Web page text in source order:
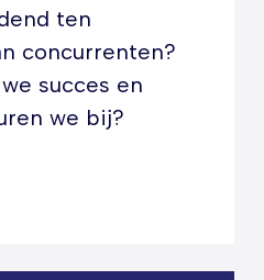
ten
concurrenten?
succes en
we bij?